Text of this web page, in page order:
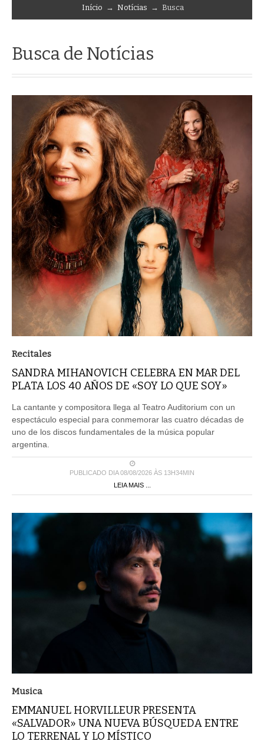
Início → Notícias → Busca
Busca de Notícias
Recitales
SANDRA MIHANOVICH CELEBRA EN MAR DEL
PLATA LOS 40 AÑOS DE «SOY LO QUE SOY»
La cantante y compositora llega al Teatro Auditorium con un
espectáculo especial para conmemorar las cuatro décadas de
uno de los discos fundamentales de la música popular
argentina.
PUBLICADO DIA 08/08/2026 ÀS 13H34MIN
LEIA MAIS ...
Musica
EMMANUEL HORVILLEUR PRESENTA
«SALVADOR» UNA NUEVA BÚSQUEDA ENTRE
LO TERRENAL Y LO MÍSTICO